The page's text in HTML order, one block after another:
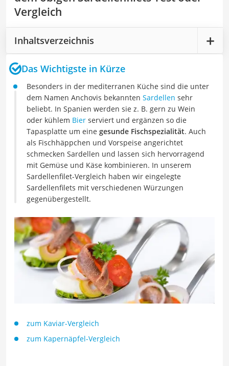
Vergleich
Inhaltsverzeichnis
Das Wichtigste in Kürze
Besonders in der mediterranen Küche sind die unter
dem Namen Anchovis bekannten Sardellen sehr
beliebt. In Spanien werden sie z. B. gern zu Wein
oder kühlem Bier serviert und ergänzen so die
Tapasplatte um eine gesunde Fischspezialität. Auch
als Fischhäppchen und Vorspeise angerichtet
schmecken Sardellen und lassen sich hervorragend
mit Gemüse und Käse kombinieren. In unserem
Sardellenfilet-Vergleich haben wir eingelegte
Sardellenfilets mit verschiedenen Würzungen
gegenübergestellt.
zum Kaviar-Vergleich
zum Kapernäpfel-Vergleich